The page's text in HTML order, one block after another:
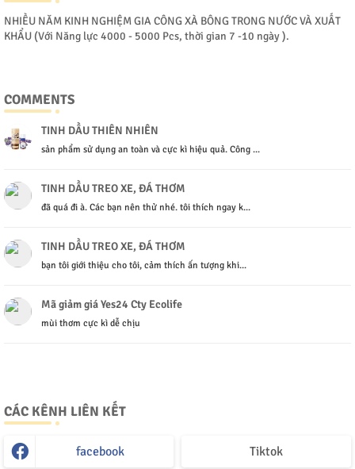
NHIỀU NĂM KINH NGHIỆM GIA CÔNG XÀ BÔNG TRONG NƯỚC VÀ XUẤT
KHẨU (Với Năng lực 4000 - 5000 Pcs, thời gian 7 -10 ngày ).
COMMENTS
TINH DẦU THIÊN NHIÊN
sản phẩm sử dụng an toàn và cực kì hiệu quả. Công ...
TINH DẦU TREO XE, ĐÁ THƠM
đã quá đi à. Các bạn nên thử nhé. tôi thích ngay k...
TINH DẦU TREO XE, ĐÁ THƠM
bạn tôi giới thiệu cho tôi, cảm thích ấn tượng khi...
Mã giảm giá Yes24 Cty Ecolife
mùi thơm cực kì dễ chịu
CÁC KÊNH LIÊN KẾT
facebook Tiktok